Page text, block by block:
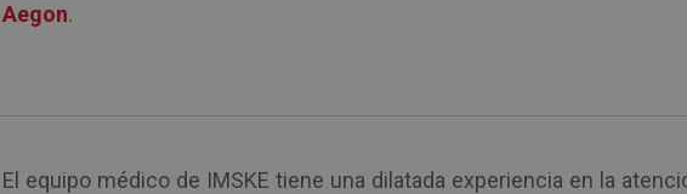
Aegon.
El equipo médico de IMSKE tiene una dilatada experiencia en la